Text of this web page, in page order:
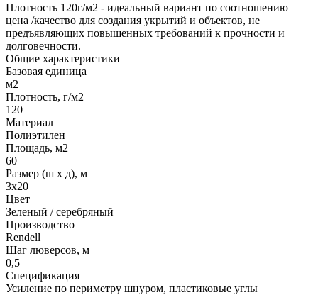
Плотность 120г/м2 - идеальный вариант по соотношению
цена /качество для создания укрытий и объектов, не
предъявляющих повышенных требований к прочности и
долговечности.
Общие характеристики
Базовая единица
м2
Плотность, г/м2
120
Материал
Полиэтилен
Площадь, м2
60
Размер (ш х д), м
3х20
Цвет
Зеленый / серебряный
Производство
Rendell
Шаг люверсов, м
0,5
Спецификация
Усиление по периметру шнуром, пластиковые углы